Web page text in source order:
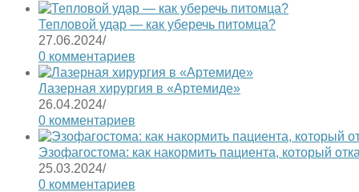
Тепловой удар — как уберечь питомца?
27.06.2024/
0 комментариев
Лазерная хирургия в «Артемиде»
26.04.2024/
0 комментариев
Эзофагостома: как накормить пациента, который
25.03.2024/
0 комментариев